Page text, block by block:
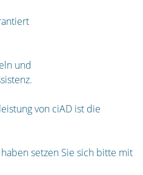
und
von ciAD ist die
setzen Sie sich bitte mit